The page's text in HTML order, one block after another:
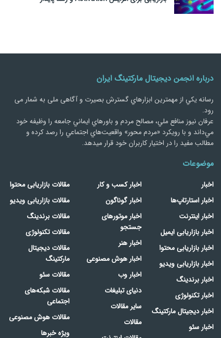
درباره انجمن دیجیتال مارکتینگ ایران
رسانه يكي از مهمترین ابزارهاي گسترش بصیرت و آگاهی ملی به شمار می
رود.
عرفان نیوز منافع ملي، مصالح مردم و باورهاي ايماني جامعه را وظيفه خود
مي‌داند و با رويكرد «مردم‌ محور» واقعيت‌هاي اجتماعي را رصد کرده و
مطالب مفید را در اختیار کاربران خود قرار میدهد.
موضوعات
اخبار
اخبار استارتاپ‌ها
اخبار اینترنت
اخبار بازاریابی ایمیل
اخبار بازاریابی محتوا
اخبار بازاریابی ویدیو
اخبار برندینگ
اخبار تکنولوژی
اخبار دیجیتال مارکتینگ
اخبار سئو
اخبار کسب و کار
اخبار گوناگون
اخبار موتورهای
جستجو
اخبار هنر
اخبار هوش مصنوعی
اخبار وب
دنیای تبلیغات
سایر مقالات
مقالات
مقالات بازاریابی محتوا
مقالات بازاریابی ویدیو
مقالات برندینگ
مقالات تکنولوژی
مقالات دیجیتال
مارکتینگ
مقالات سئو
مقالات شبکه‌های
اجتماعی
مقالات هوش مصنوعی
ویژه خبرها